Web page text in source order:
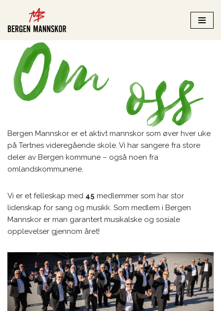
Hopp
innholdet
Bergen Mannskor er et aktivt mannskor som øver hver uke
på Tertnes videregående skole. Vi har sangere fra store
deler av Bergen kommune – også noen fra
omlandskommunene.
Vi er et felleskap med 45 medlemmer som har stor
lidenskap for sang og musikk. Som medlem i Bergen
Mannskor er man garantert musikalske og sosiale
opplevelser gjennom året!